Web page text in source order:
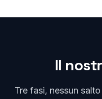
Il
Tre fasi, nessun